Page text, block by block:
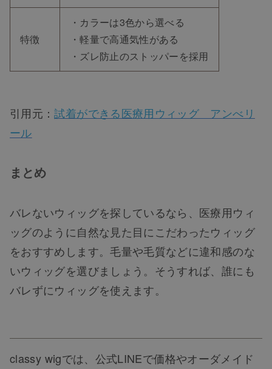
特徴
・カラーは3色から選べる
・軽量で高通気性がある
・ズレ防止のストッパーを採用
引用元：試着ができる医療用ウィッグ アンべリ
ール
まとめ
バレないウィッグを探しているなら、医療用ウィ
ッグのように自然な見た目にこだわったウィッグ
をおすすめします。毛量や毛質などに違和感のな
いウィッグを選びましょう。そうすれば、誰にも
バレずにウィッグを使えます。
classy wigでは、公式LINEで価格やオーダメイド